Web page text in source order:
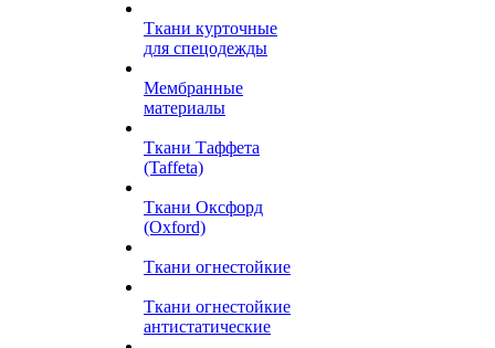
Ткани курточные
для спецодежды
Мембранные
материалы
Ткани Таффета
(Taffeta)
Ткани Оксфорд
(Oxford)
Ткани огнестойкие
Ткани огнестойкие
антистатические